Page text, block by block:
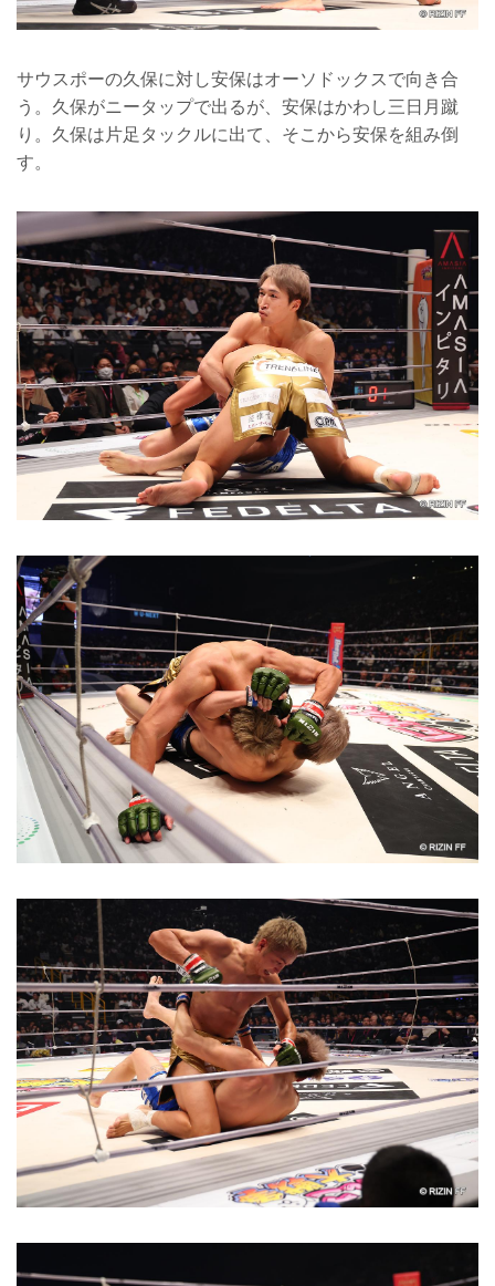
サウスポーの久保に対し安保はオーソドックスで向き合
う。久保がニータップで出るが、安保はかわし三日月蹴
り。久保は片足タックルに出て、そこから安保を組み倒
す。